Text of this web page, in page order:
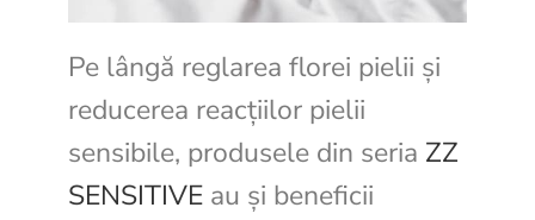
Pe lângă reglarea florei pielii și
reducerea reacțiilor pielii
sensibile, produsele din seria ZZ
SENSITIVE au și beneficii